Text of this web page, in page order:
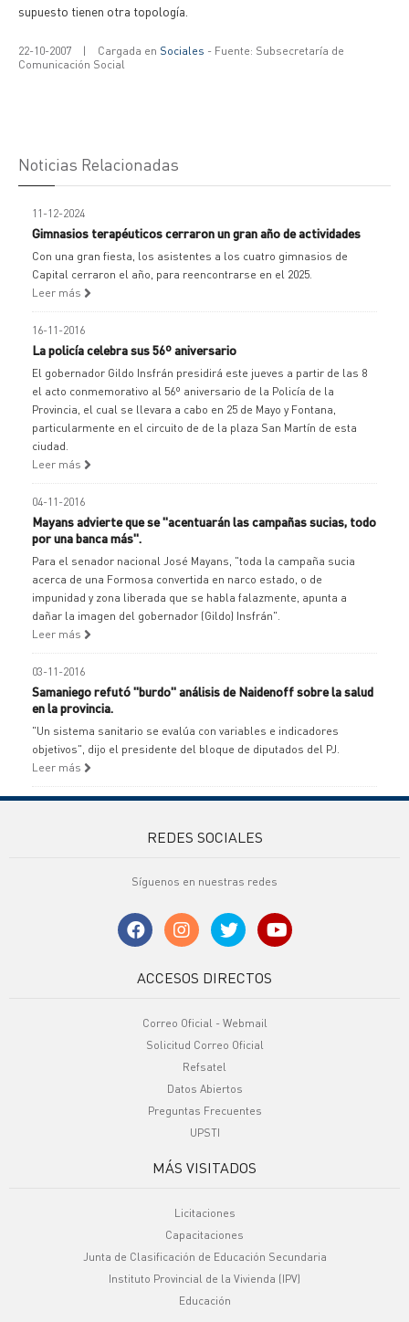
supuesto tienen otra topología.
22-10-2007 | Cargada en Sociales - Fuente: Subsecretaría de
Comunicación Social
Noticias Relacionadas
11-12-2024
Gimnasios terapéuticos cerraron un gran año de actividades
Con una gran fiesta, los asistentes a los cuatro gimnasios de
Capital cerraron el año, para reencontrarse en el 2025.
Leer más
16-11-2016
La policía celebra sus 56º aniversario
El gobernador Gildo Insfrán presidirá este jueves a partir de las 8
el acto conmemorativo al 56º aniversario de la Policía de la
Provincia, el cual se llevara a cabo en 25 de Mayo y Fontana,
particularmente en el circuito de de la plaza San Martín de esta
ciudad.
Leer más
04-11-2016
Mayans advierte que se "acentuarán las campañas sucias, todo
por una banca más".
Para el senador nacional José Mayans, "toda la campaña sucia
acerca de una Formosa convertida en narco estado, o de
impunidad y zona liberada que se habla falazmente, apunta a
dañar la imagen del gobernador (Gildo) Insfrán".
Leer más
03-11-2016
Samaniego refutó "burdo" análisis de Naidenoff sobre la salud
en la provincia.
"Un sistema sanitario se evalúa con variables e indicadores
objetivos", dijo el presidente del bloque de diputados del PJ.
Leer más
REDES SOCIALES
Síguenos en nuestras redes
ACCESOS DIRECTOS
Correo Oficial - Webmail
Solicitud Correo Oficial
Refsatel
Datos Abiertos
Preguntas Frecuentes
UPSTI
MÁS VISITADOS
Licitaciones
Capacitaciones
Junta de Clasificación de Educación Secundaria
Instituto Provincial de la Vivienda (IPV)
Educación